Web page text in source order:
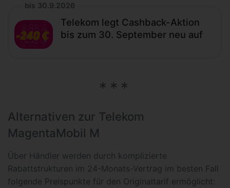
bis 30.9.2026
Telekom legt Cashback-Aktion
bis zum 30. September neu auf
Alternativen zur Telekom
MagentaMobil M
Über Händler werden durch komplizierte
Rabattstrukturen im 24-Monats-Vertrag im besten Fall
folgende Preispunkte für den Originaltarif ermöglicht: